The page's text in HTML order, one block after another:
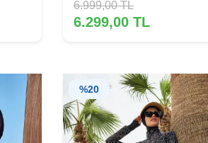
6.999,00TL
6.299,00 TL
%20